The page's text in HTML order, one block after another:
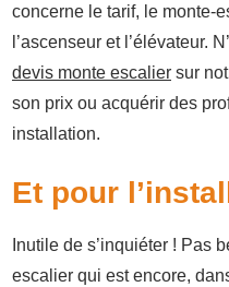
concerne le tarif, le monte-
l’ascenseur et l’élévateur.
devis monte escalier sur
son prix ou acquérir des
installation.
Et pour
Inutile de s’inquiéter ! Pas
escalier qui est encore,